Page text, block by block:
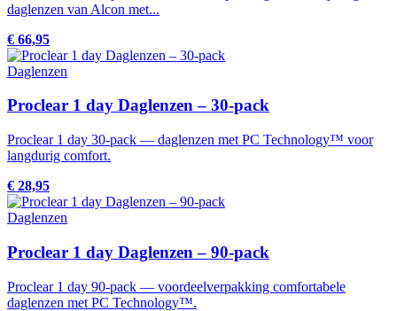
daglenzen van Alcon met...
€ 66,95
Daglenzen
Proclear 1 day Daglenzen – 30-pack
Proclear 1 day 30-pack — daglenzen met PC Technology™ voor
langdurig comfort.
€ 28,95
Daglenzen
Proclear 1 day Daglenzen – 90-pack
Proclear 1 day 90-pack — voordeelverpakking comfortabele
daglenzen met PC Technology™.